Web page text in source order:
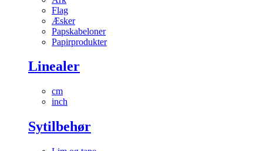
Flag
Æsker
Papskabeloner
Papirprodukter
Linealer
cm
inch
Sytilbehør